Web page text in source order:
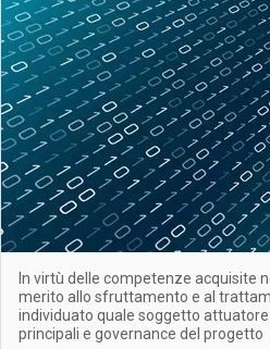
In virtù delle competenze acquisite
merito allo sfruttamento e al
individuato quale soggetto
principali e governance del progetto